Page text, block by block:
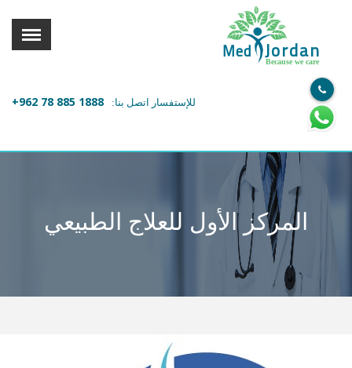
X
معلومات المستخدم
الرئيسة
الأخبار
Med Jordan
Because we care
للإستفسار اتصل بنا: +962 78 885 1888
المركز الأول للعلاج الطبيعي